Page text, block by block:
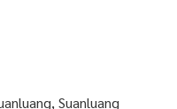
Suanluang